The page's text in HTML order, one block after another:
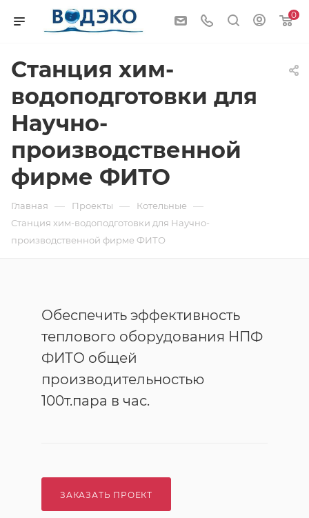
0
Станция хим-
водоподготовки для
Научно-
производственной
фирме ФИТО
Главная — Проекты — Котельные —
Станция хим-водоподготовки для Научно-
производственной фирме ФИТО
Обеспечить эффективность
теплового оборудования НПФ
ФИТО общей
производительностью
100т.пара в час.
ЗАКАЗАТЬ ПРОЕКТ